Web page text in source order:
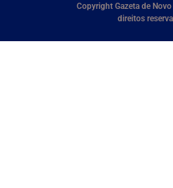
Copyright Gazeta de
direitos